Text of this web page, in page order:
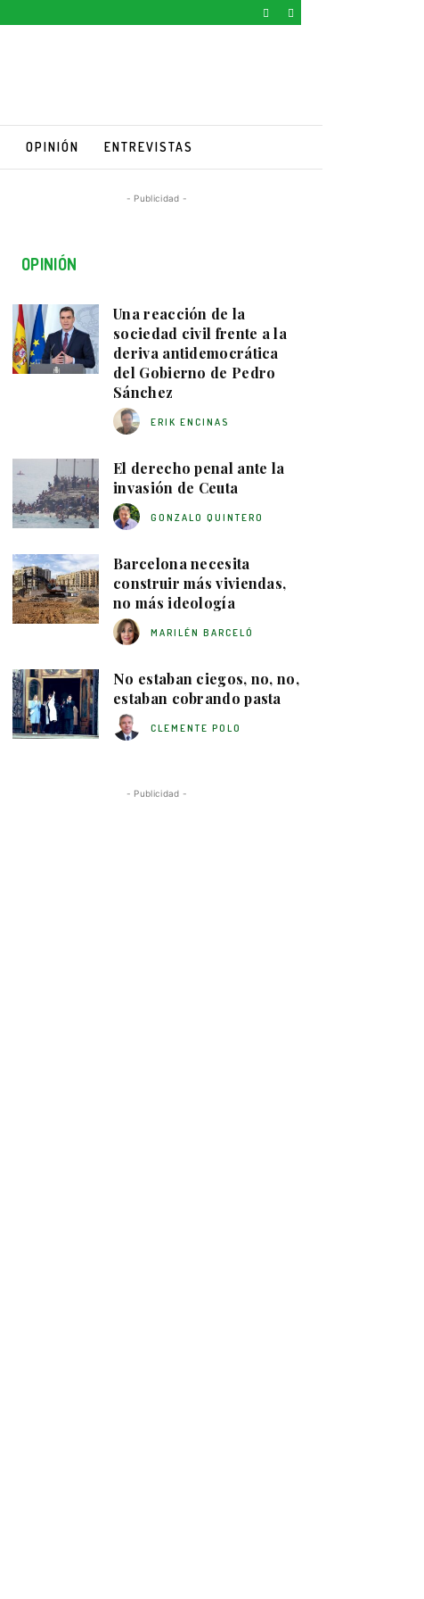
OPINIÓN ENTREVISTAS
- Publicidad -
OPINIÓN
Una reacción de la
sociedad civil frente a la
deriva antidemocrática
del Gobierno de Pedro
Sánchez
ERIK ENCINAS
El derecho penal ante la
invasión de Ceuta
GONZALO QUINTERO
Barcelona necesita
construir más viviendas,
no más ideología
MARILÉN BARCELÓ
No estaban ciegos, no, no,
estaban cobrando pasta
CLEMENTE POLO
- Publicidad -